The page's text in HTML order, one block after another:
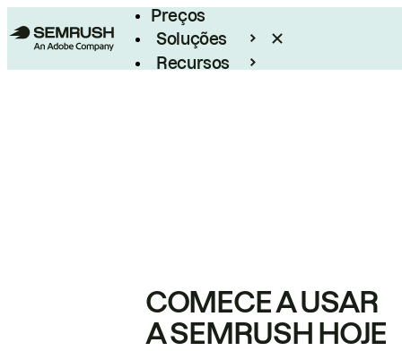
Preços
Soluções
Recursos
COMECE A USAR
A SEMRUSH HOJE